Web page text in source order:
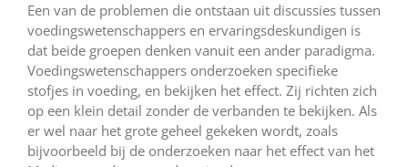
Een van de problemen die ontstaan uit discussies tussen
voedingswetenschappers en ervaringsdeskundigen is
dat beide groepen denken vanuit een ander paradigma.
Voedingswetenschappers onderzoeken specifieke
stofjes in voeding, en bekijken het effect. Zij richten zich
op een klein detail zonder de verbanden te bekijken. Als
er wel naar het grote geheel gekeken wordt, zoals
bijvoorbeeld bij de onderzoeken naar het effect van het